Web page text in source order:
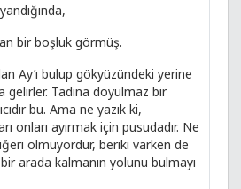
bir boşluk görmüş.
Ay’ı bulup gökyüzündeki yerine
gelirler. Tadına doyulmaz bir
bu. Ama ne yazık ki,
onları ayırmak için pusudadır. Ne
olmuyordur, beriki varken de
arada kalmanın yolunu bulmayı